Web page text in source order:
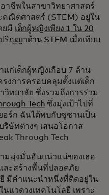
าชีพในสาขาวิทยาศาสตร์
คณิตศาสตร์ (STEM) อยู่ใน
ยมี เด็กผู้หญิงเพียง 1 ใน 20
ริญญาด้าน STEM เมื่อเทียบ
แก่เด็กผู้หญิงเกือบ 7 ล้าน
งการครอบคลุมตั้งแต่เด็ก
ทยาลัย ซึ่งรวมถึงการร่วม
Tech ซึ่งมุ่งเป้าไปที่
ร์ก ฉันได้พบกับซูซานเป็น
ษัทต่างๆ เสนอโอกาส
Through Tech
มมุ่งมั่นอันแน่วแน่ของเธอ
ละสร้างพื้นที่ปลอดภัย
มีคำแนะนำหนึ่งที่ติดอยู่ใน
แวดวงเทคโนโลยี เพราะ